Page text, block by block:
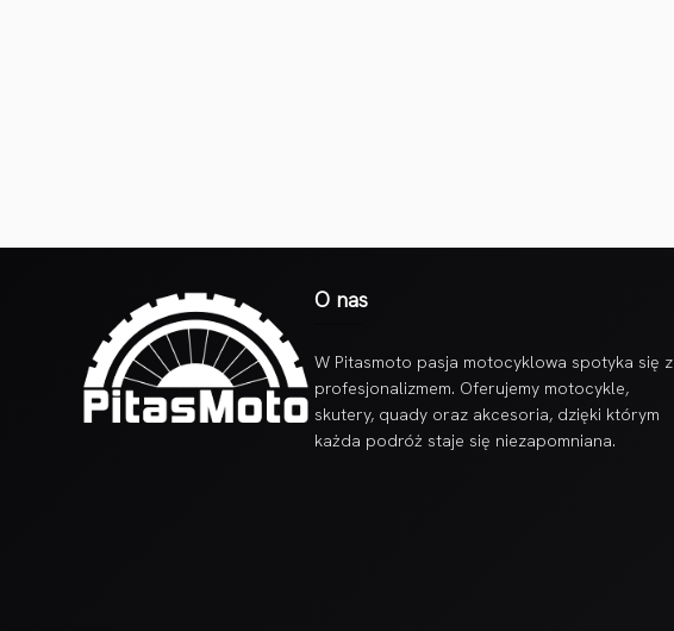
O nas
W Pitasmoto pasja motocyklowa spotyka się z
profesjonalizmem. Oferujemy motocykle,
skutery, quady oraz akcesoria, dzięki którym
każda podróż staje się niezapomniana.